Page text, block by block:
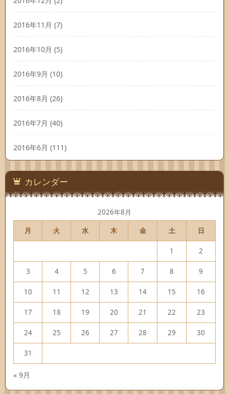
2016年11月 (7)
2016年10月 (5)
2016年9月 (10)
2016年8月 (26)
2016年7月 (40)
2016年6月 (111)
カレンダー
2026年8月
月
火 水 木 金 土 日
1 2
3 4 5 6 7 8 9
10 11 12 13 14 15 16
17 18 19 20 21 22 23
24 25 26 27 28 29 30
31
« 9月